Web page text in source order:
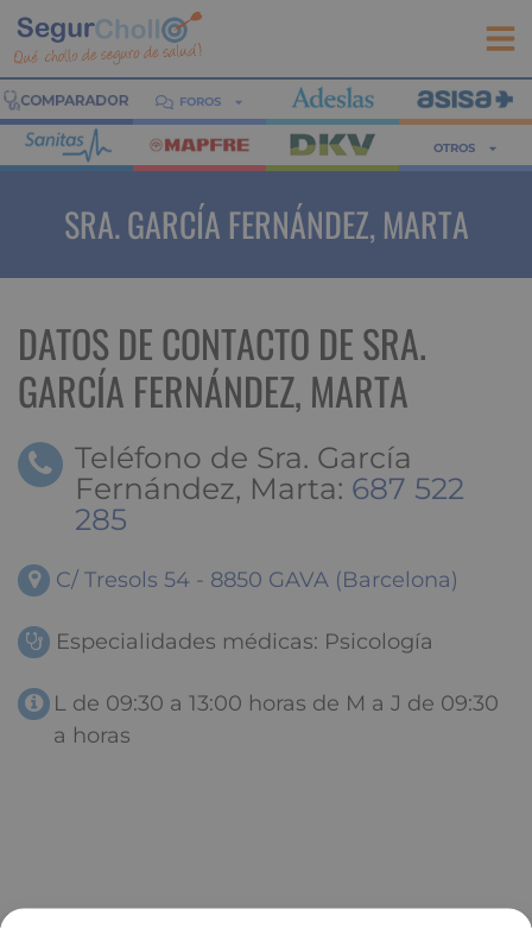
FOROS
OTROS
SRA. GARCÍA FERNÁNDEZ, MARTA
DATOS DE CONTACTO DE SRA.
GARCÍA FERNÁNDEZ, MARTA
Teléfono de Sra. García
Fernández, Marta: 687 522
285
C/ Tresols 54 - 8850 GAVA (Barcelona)
Especialidades médicas: Psicología
L de 09:30 a 13:00 horas de M a J de 09:30
a horas